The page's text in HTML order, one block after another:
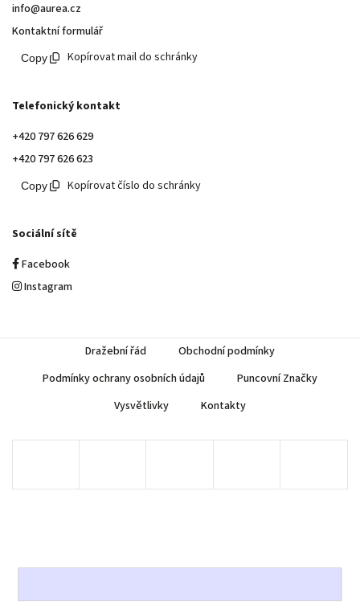
info@aurea.cz
Kontaktní formulář
Kopírovat mail do schránky
Telefonický kontakt
+420 797 626 629
+420 797 626 623
Kopírovat číslo do schránky
Sociální sítě
Facebook
Instagram
Dražební řád
Obchodní podmínky
Podmínky ochrany osobních údajů
Puncovní Značky
Vysvětlivky
Kontakty